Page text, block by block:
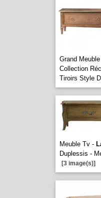
Grand
Collection
Tiroirs Style
Meuble Tv -
Duplessis -
[3 image(s)]